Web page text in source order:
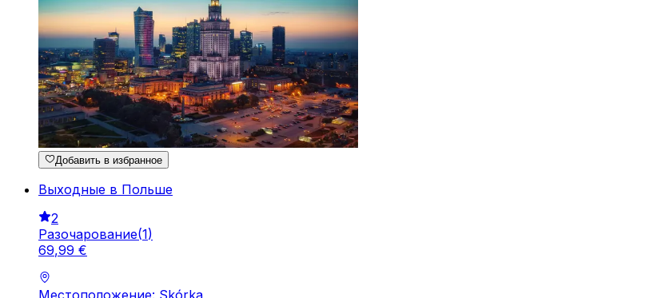
Добавить в избранное
Выходные в Польше
2
Разочарование(1)
69,99 €